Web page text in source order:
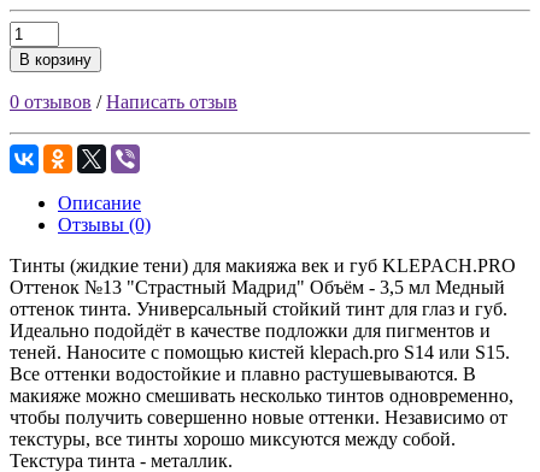
В корзину
0 отзывов /Написать отзыв
Описание
Отзывы (0)
Тинты (жидкие тени) для макияжа век и губ KLEPACH.PRO
Оттенок №13 "Страстный Мадрид" Объём - 3,5 мл Медный
оттенок тинта. Универсальный стойкий тинт для глаз и губ.
Идеально подойдёт в качестве подложки для пигментов и
теней. Наносите с помощью кистей klepach.pro S14 или S15.
Все оттенки водостойкие и плавно растушевываются. В
макияже можно смешивать несколько тинтов одновременно,
чтобы получить совершенно новые оттенки. Независимо от
текстуры, все тинты хорошо миксуются между собой.
Текстура тинта - металлик.